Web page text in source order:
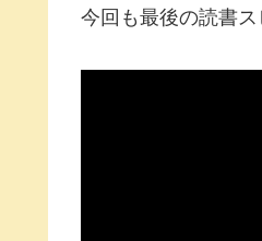
今回も最後の読書ス